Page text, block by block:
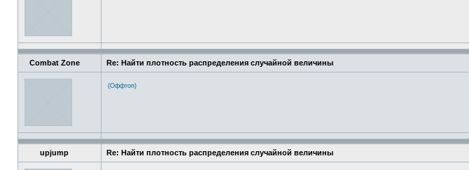
Combat Zone Re: Найти плотность распределения случайной величины
(Оффтоп)
upjump Re: Найти плотность распределения случайной величины